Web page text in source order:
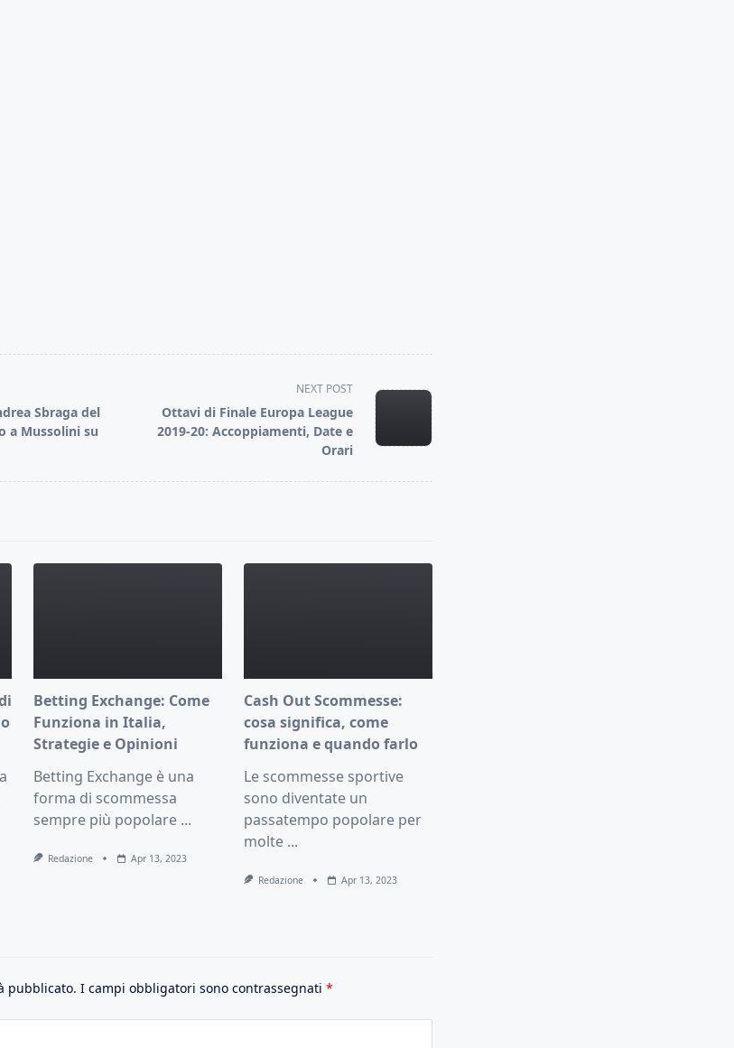
Sbraga del
a Mussolini su
NEXT POST
Ottavi di Finale Europa League
2019-20: Accoppiamenti, Date e
Orari
Betting Exchange: Come
Funziona in Italia,
Strategie e Opinioni
Betting Exchange è una
forma di scommessa
sempre più popolare ...
Redazione Apr 13, 2023
Cash Out Scommesse:
cosa significa, come
funziona e quando farlo
Le scommesse sportive
sono diventate un
passatempo popolare per
molte ...
Redazione Apr 13, 2023
pubblicato. I campi obbligatori sono contrassegnati *